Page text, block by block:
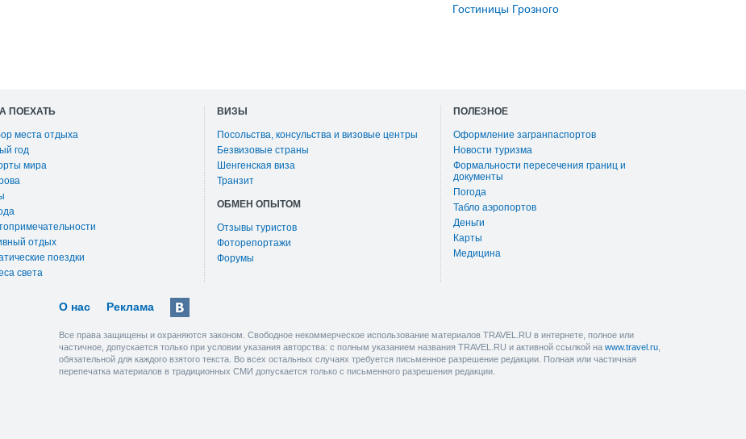
Гостиницы Грозного
ПОЕХАТЬ
места отдыха
год
мира
отдых
поездки
света
ВИЗЫ
Посольства, консульства и визовые центры
Безвизовые страны
Шенгенская виза
Транзит
ОБМЕН ОПЫТОМ
Отзывы туристов
Фоторепортажи
Форумы
ПОЛЕЗНОЕ
Оформление загранпаспортов
Новости туризма
Формальности пересечения границ и
документы
Погода
Табло аэропортов
Деньги
Карты
Медицина
О нас Реклама
Все права защищены и охраняются законом. Свободное некоммерческое использование материалов TRAVEL.RU в интернете, полное или
частичное, допускается только при условии указания авторства: с полным указанием названия TRAVEL.RU и активной ссылкой на www.travel.ru
обязательной для каждого взятого текста. Во всех остальных случаях требуется письменное разрешение редакции. Полная или частичная
перепечатка материалов в традиционных СМИ допускается только с письменного разрешения редакции.